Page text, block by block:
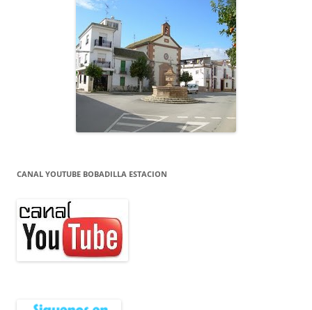
CANAL YOUTUBE BOBADILLA ESTACION